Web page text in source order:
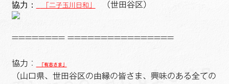
協力： 「二子玉川日和」 （世田谷区）
======== ================
協力： 「有志さま」
（山口県、世田谷区の由縁の皆さま、興味のある全ての